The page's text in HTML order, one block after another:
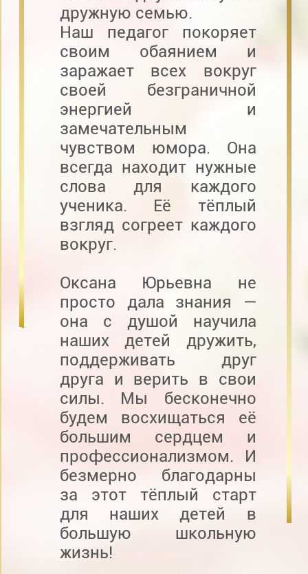
дружную семью.
Наш педагог покоряет
своим обаянием и
заражает всех вокруг
своей безграничной
энергией и
замечательным
чувством юмора. Она
всегда находит нужные
слова для каждого
ученика. Её тёплый
взгляд согреет каждого
вокруг.
Оксана Юрьевна не
просто дала знания —
она с душой научила
наших детей дружить,
поддерживать друг
друга и верить в свои
силы. Мы бесконечно
будем восхищаться её
большим сердцем и
профессионализмом. И
безмерно благодарны
за этот тёплый старт
для наших детей в
большую школьную
жизнь!